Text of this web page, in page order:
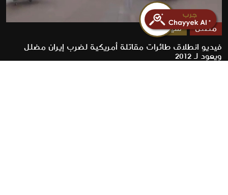
مضلل سياسة
فيديو انطلاق طائرات مقاتلة أمريكية لضرب إيران مضلل
ويعود لـ 2012